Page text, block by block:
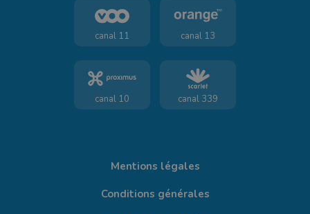
canal 11 canal 13
canal 10 canal 339
Mentions légales
Conditions générales